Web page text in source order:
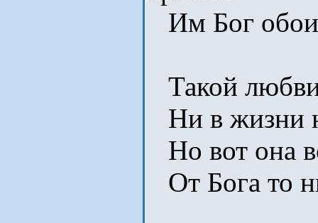
Им Бог
Такой
Ни в жизни
Но вот она
От Бога то